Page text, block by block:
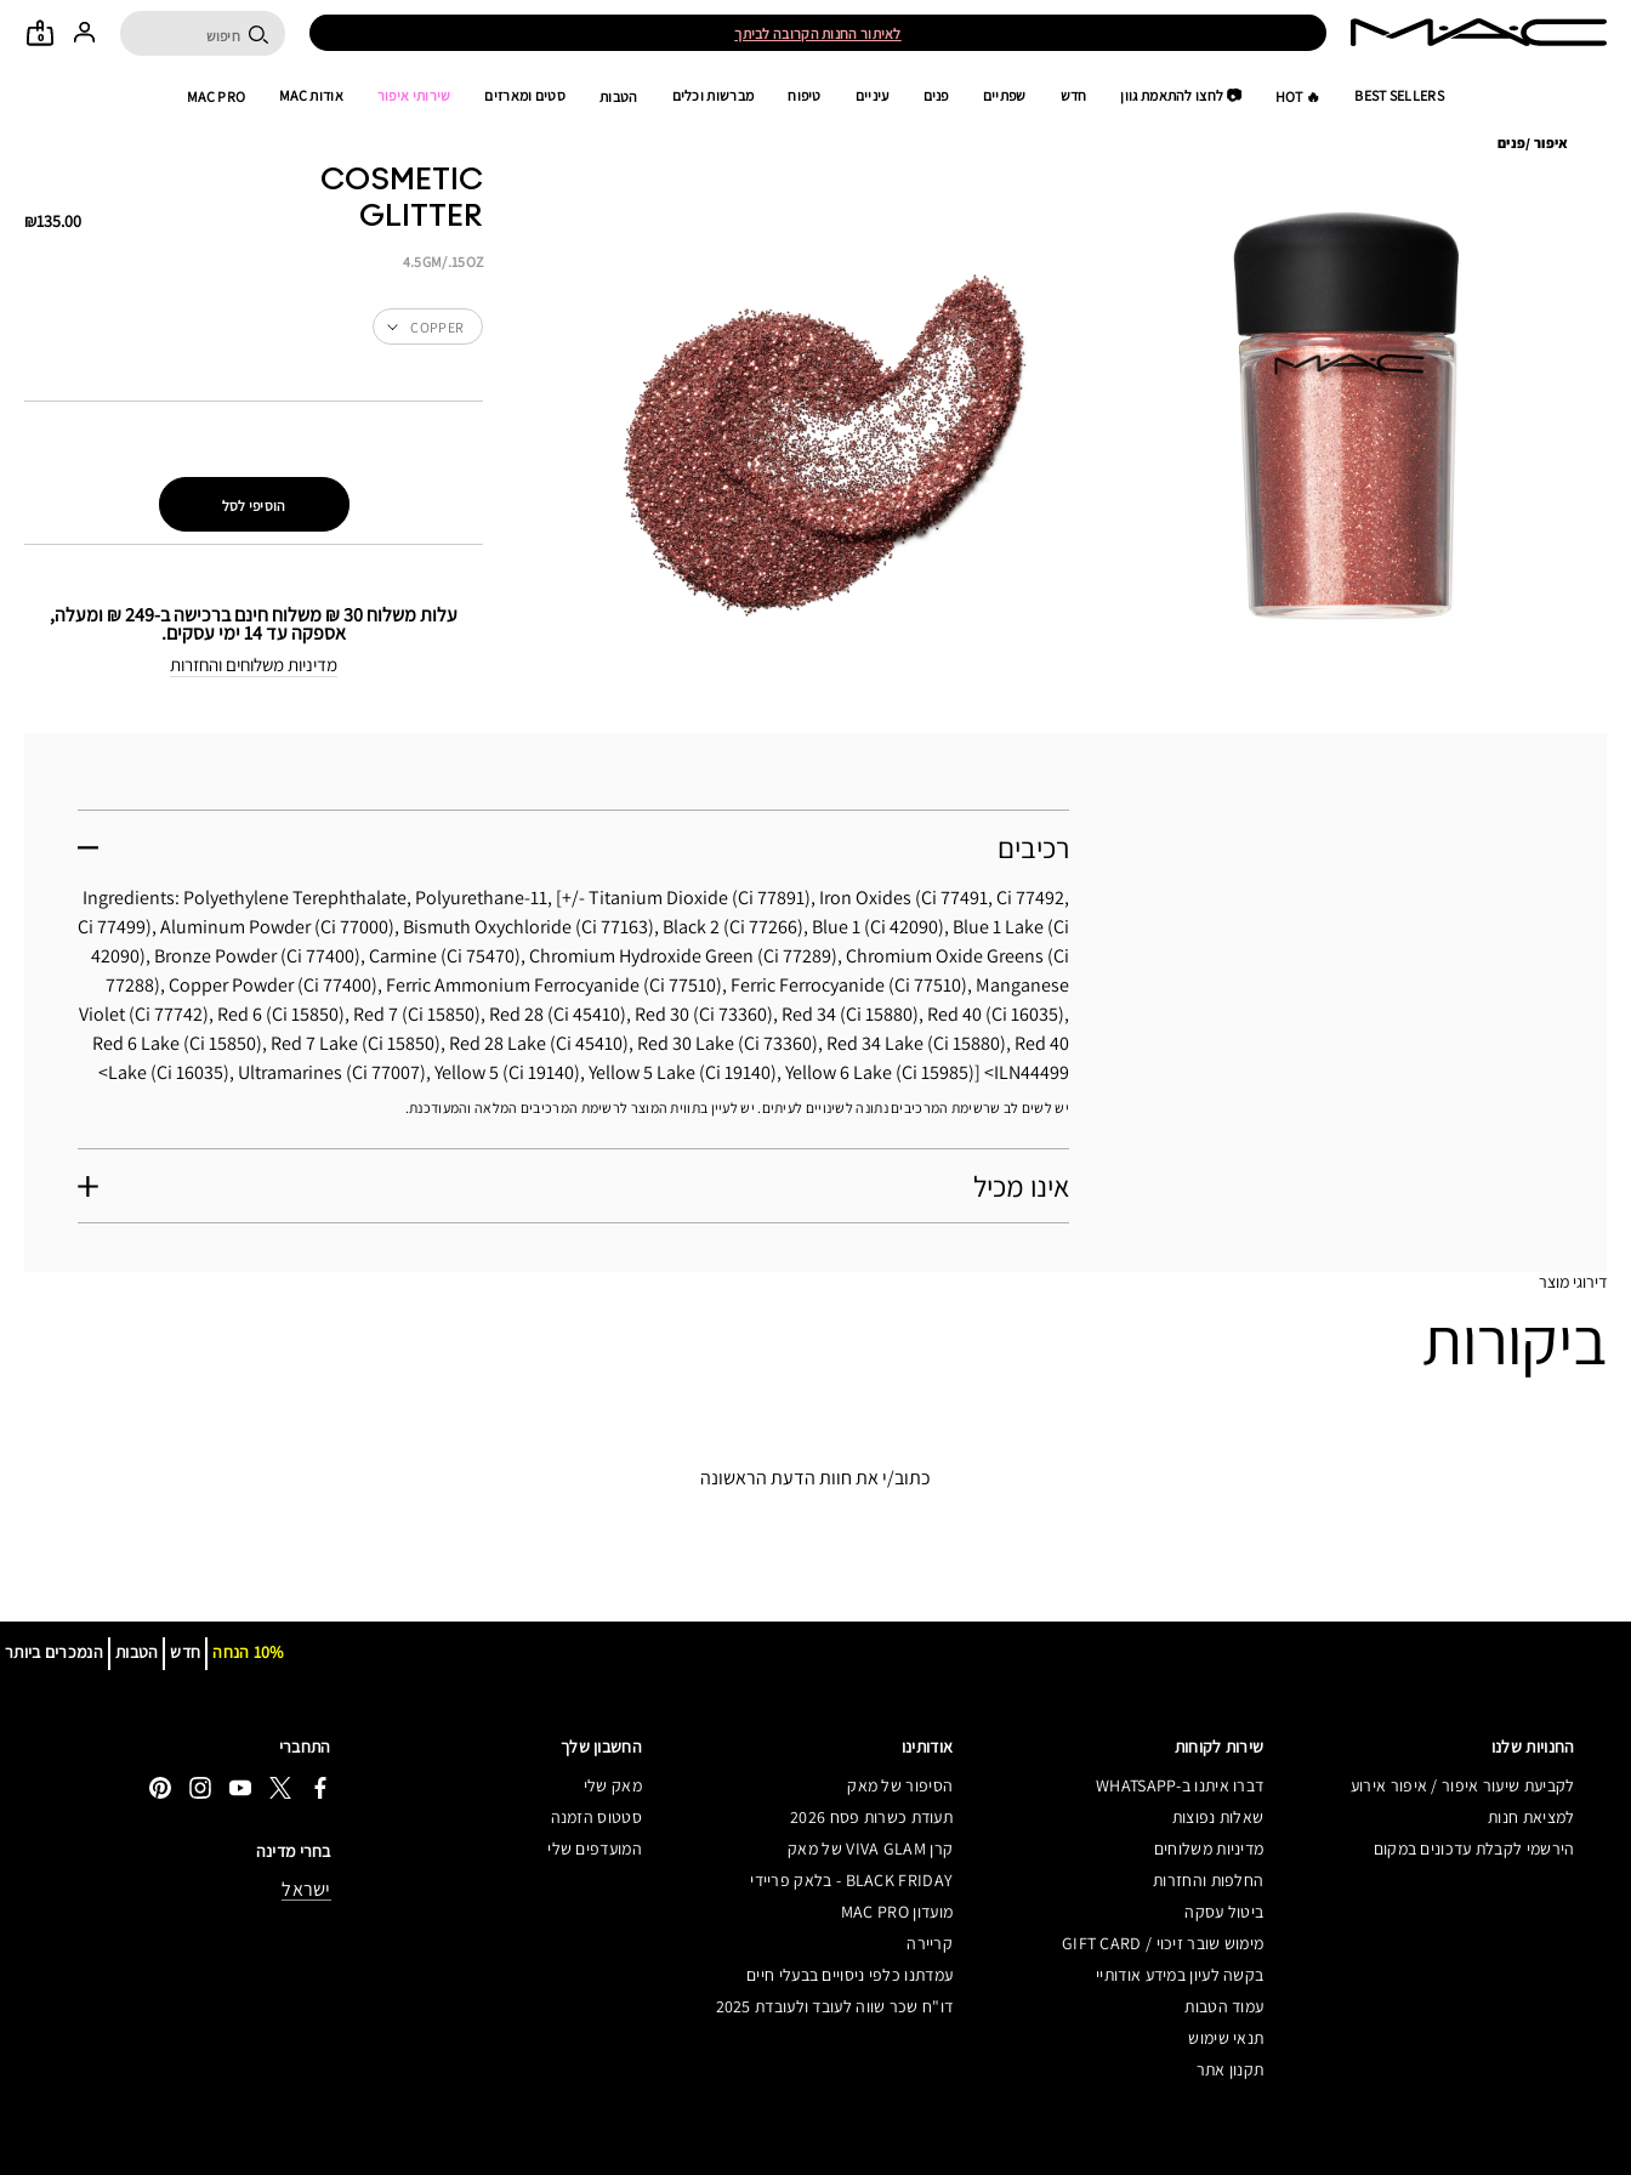
לאיתור החנות הקרובה לביתך 0
BEST SELLERS
🔥 HOT 📷 לחצו להתאמת גוון חדש שפתיים פנים עיניים טיפוח מברשות וכלים הטבות סטים ומארזים שירותי איפור אודות MAC MAC PRO
איפור /פנים
COSMETIC
GLITTER
₪135.00
4.5GM/.15OZ
COPPER
הוסיפי לסל
עלות משלוח 30 ₪ משלוח חינם ברכישה ב-249 ₪ ומעלה,
אספקה עד 14 ימי עסקים.
מדיניות משלוחים והחזרות
רכיבים
Ingredients: Polyethylene Terephthalate, Polyurethane-11, [+/- Titanium Dioxide (Ci 77891), Iron Oxides (Ci 77491, Ci 77492,
Ci 77499), Aluminum Powder (Ci 77000), Bismuth Oxychloride (Ci 77163), Black 2 (Ci 77266), Blue 1 (Ci 42090), Blue 1 Lake (Ci
42090), Bronze Powder (Ci 77400), Carmine (Ci 75470), Chromium Hydroxide Green (Ci 77289), Chromium Oxide Greens (Ci
77288), Copper Powder (Ci 77400), Ferric Ammonium Ferrocyanide (Ci 77510), Ferric Ferrocyanide (Ci 77510), Manganese
Violet (Ci 77742), Red 6 (Ci 15850), Red 7 (Ci 15850), Red 28 (Ci 45410), Red 30 (Ci 73360), Red 34 (Ci 15880), Red 40 (Ci 16035),
Red 6 Lake (Ci 15850), Red 7 Lake (Ci 15850), Red 28 Lake (Ci 45410), Red 30 Lake (Ci 73360), Red 34 Lake (Ci 15880), Red 40
Lake (Ci 16035), Ultramarines (Ci 77007), Yellow 5 (Ci 19140), Yellow 5 Lake (Ci 19140), Yellow 6 Lake (Ci 15985)]
ILN44499
יש לשים לב שרשימת המרכיבים נתונה לשינויים לעיתים. יש לעיין בתווית המוצר לרשימת המרכיבים המלאה והמעודכנת.
אינו מכיל
דירוגי מוצר
ביקורות
כתוב/י את חוות הדעת הראשונה
הנמכרים ביותר הטבות חדש 10% הנחה
החנויות שלנו
לקביעת שיעור איפור / איפור אירוע
למציאת חנות
הירשמי לקבלת עדכונים במקום
שירות לקוחות
דברו איתנו ב-WHATSAPP
שאלות נפוצות
מדיניות משלוחים
החלפות והחזרות
ביטול עסקה
מימוש שובר זיכוי / GIFT CARD
בקשה לעיון במידע אודותיי
עמוד הטבות
תנאי שימוש
תקנון אתר
אודותינו
הסיפור של מאק
תעודת כשרות פסח 2026
קרן VIVA GLAM של מאק
BLACK FRIDAY - בלאק פריידי
מועדון MAC PRO
קריירה
עמדתנו כלפי ניסויים בבעלי חיים
דו"ח שכר שווה לעובד ולעובדת 2025
החשבון שלך
מאק שלי
סטטוס הזמנה
המועדפים שלי
התחברי
בחרי מדינה
ישראל